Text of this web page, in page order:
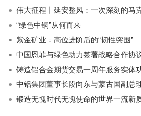
“绿色中铜”从何而来
紫金矿业：高位进阶后的“韧性突围”
中国恩菲与绿色动力签署战略合作协
铸造铝合金期货交易一周年服务实体